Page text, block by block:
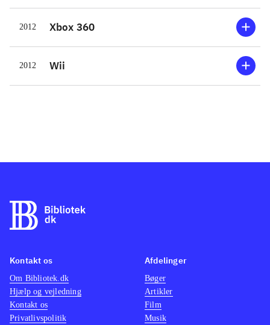
2012 Xbox 360
2012 Wii
Kontakt os
Om Bibliotek.dk
Hjælp og vejledning
Kontakt os
Privatlivspolitik
Afdelinger
Bøger
Artikler
Film
Musik